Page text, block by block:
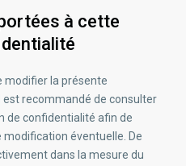
à cette
modifier la présente
recommandé de consulter
de confidentialité afin de
éventuelle. De
dans la mesure du